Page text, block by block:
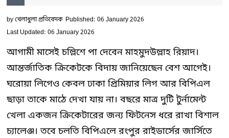
byখেলাধুলা প্রতিবেদক Published: 06 January 2026
Last Updated: 06 January 2026
আগামী মাসেই চল্লিশে পা দেবেন মাহমুদউল্লাহ রিয়াদ।
আন্তর্জাতিক ক্রিকেটকে বিদায় জানিয়েছেন বেশ আগেই।
ঘরোয়া লিগেও কেবল ঢাকা প্রিমিয়ার লিগ আর বিপিএল
ছাড়া তাকে মাঠে দেখা যায় না। বছরে মাত্র দুটি টুর্নামেন্ট
খেলা একজন ক্রিকেটারের জন্য ফিটনেস ধরে রাখা বিশাল
চ্যালেঞ্জ। তবে চলতি বিপিএলে রংপুর রাইডার্সের জার্সিতে